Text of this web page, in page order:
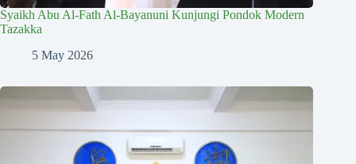
Syaikh Abu Al-Fath Al-Bayanuni Kunjungi Pondok Modern
Tazakka
5 May 2026